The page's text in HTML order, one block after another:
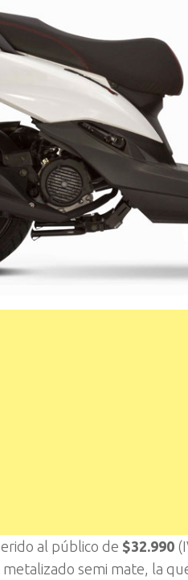
al público de $32.990
semi mate, la